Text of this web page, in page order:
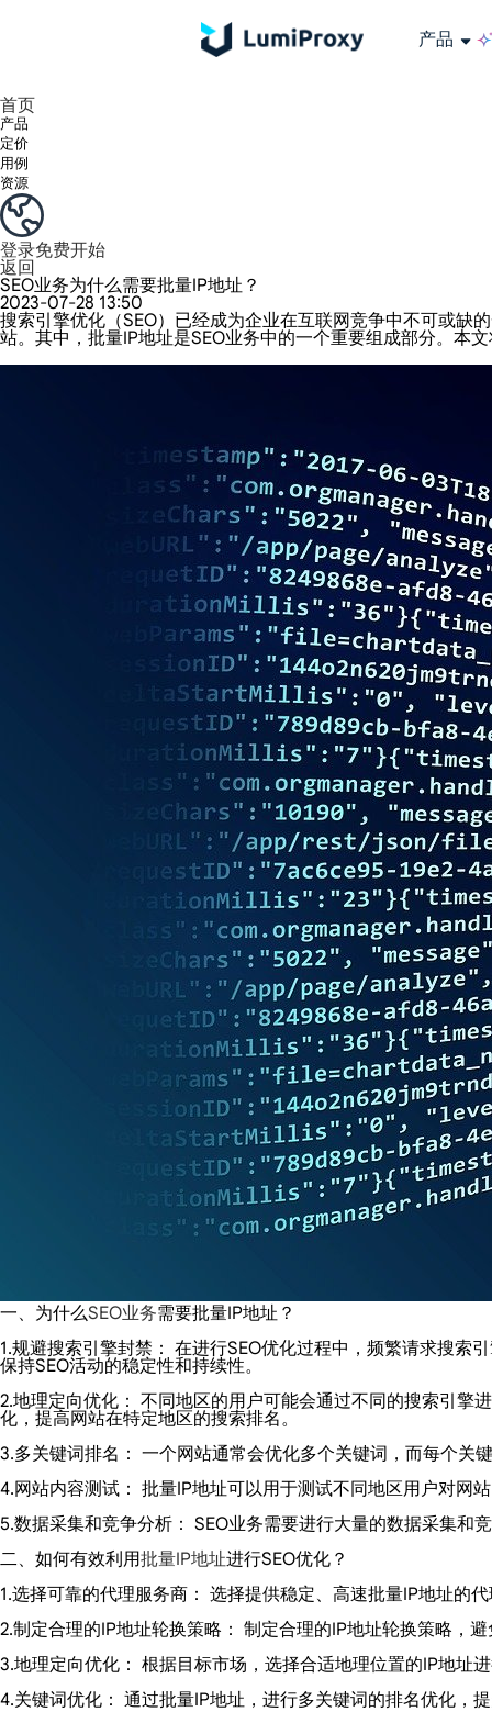
产品
首页
产品
定价
用例
资源
登录免费开始
返回
SEO业务为什么需要批量IP地址？
2023-07-28 13:50
搜索引擎优化（SEO）已经成为企业在互联网竞争中不可或缺
站。其中，批量IP地址是SEO业务中的一个重要组成部分。本
一、为什么SEO业务需要批量IP地址？
1.规避搜索引擎封禁： 在进行SEO优化过程中，频繁请求搜索
保持SEO活动的稳定性和持续性。
2.地理定向优化： 不同地区的用户可能会通过不同的搜索引擎
化，提高网站在特定地区的搜索排名。
3.多关键词排名： 一个网站通常会优化多个关键词，而每个关
4.网站内容测试： 批量IP地址可以用于测试不同地区用户对网
5.数据采集和竞争分析： SEO业务需要进行大量的数据采集和
二、如何有效利用批量IP地址进行SEO优化？
1.选择可靠的代理服务商： 选择提供稳定、高速批量IP地址的
2.制定合理的IP地址轮换策略： 制定合理的IP地址轮换策略，
3.地理定向优化： 根据目标市场，选择合适地理位置的IP地址
4.关键词优化： 通过批量IP地址，进行多关键词的排名优化，